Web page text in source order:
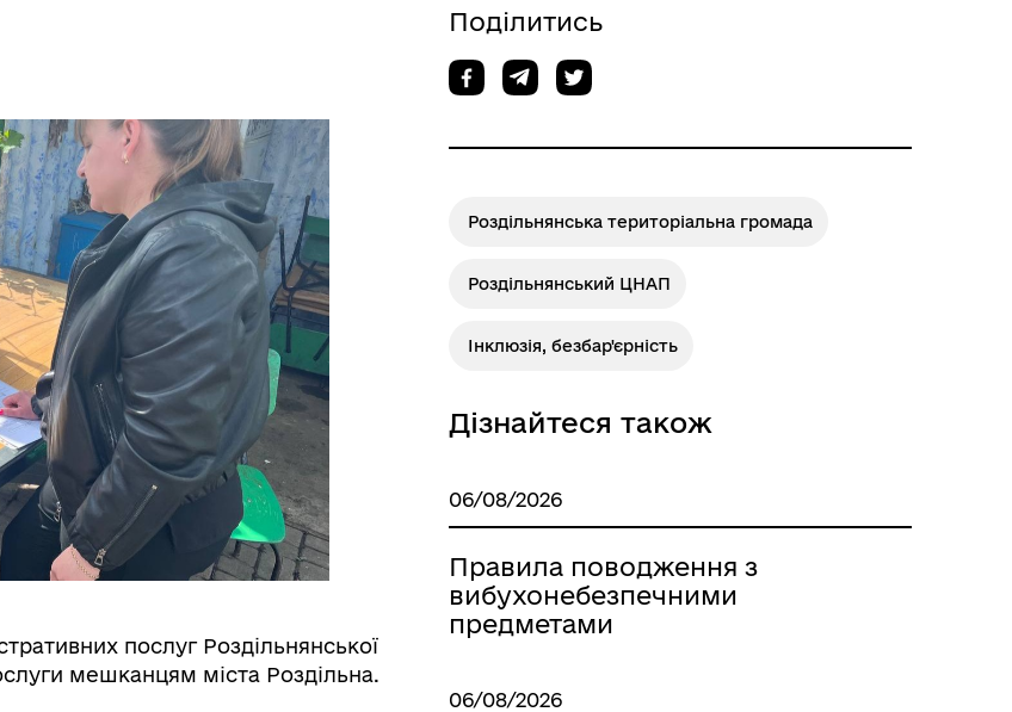
Учасникам бойових дій
Книга пам'яті полеглих за
Розклад автобусів Одеса-
послуг Роздільнянської
мешканцям міста Роздільна.
Поділитись
Роздільнянська територіальна громада
Роздільнянський ЦНАП
Інклюзія, безбар'єрність
Дізнайтеся також
06/08/2026
Правила поводження з
вибухонебезпечними
предметами
06/08/2026